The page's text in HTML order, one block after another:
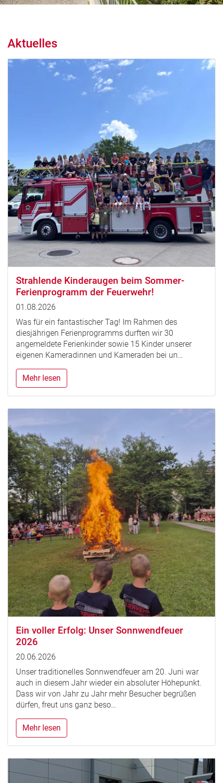
Aktuelles
Strahlende Kinderaugen beim Sommer-
Ferienprogramm der Feuerwehr!
01.08.2026
Was für ein fantastischer Tag! Im Rahmen des
diesjährigen Ferienprogramms durften wir 30
angemeldete Ferienkinder sowie 15 Kinder unserer
eigenen Kameradinnen und Kameraden bei un…
Mehr lesen
Ein voller Erfolg: Unser Sonnwendfeuer
2026
20.06.2026
Unser traditionelles Sonnwendfeuer am 20. Juni war
auch in diesem Jahr wieder ein absoluter Höhepunkt.
Dass wir von Jahr zu Jahr mehr Besucher begrüßen
dürfen, freut uns ganz beso…
Mehr lesen